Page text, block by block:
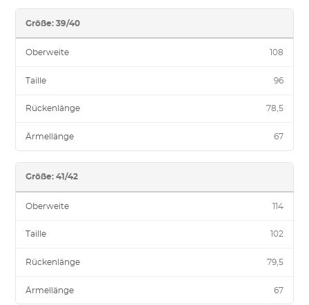
Größe: 39/40
Oberweite 108
Taille 96
Rückenlänge 78,5
Ärmellänge 67
Größe: 41/42
Oberweite 114
Taille 102
Rückenlänge 79,5
Ärmellänge 67